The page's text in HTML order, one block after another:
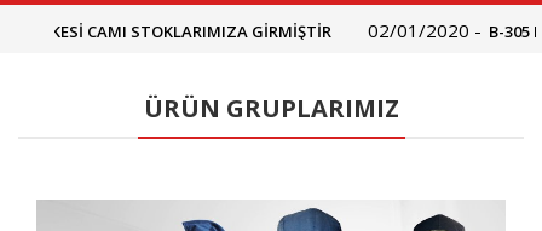
CAMI STOKLARIMIZA GİRMİŞTİR 02/01/2020 -B-305
ÜRÜN GRUPLARIMIZ